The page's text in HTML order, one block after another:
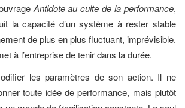
Antidote au culte de la performance,
la capacité d’un système à rester stable
de plus en plus fluctuant, imprévisible.
à l’entreprise de tenir dans la durée.
les paramètres de son action. Il ne
toute idée de performance, mais plutôt